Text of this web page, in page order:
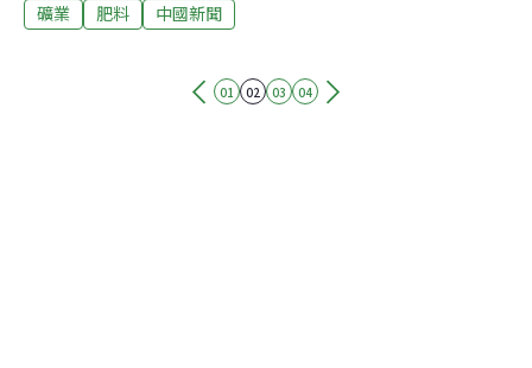
總投資超過600億元的鹽湖資源綜合利用一、二、三期項
爾汗鹽湖是中國最大的鉀鎂鹽礦床，其各類資源總量達
礦業 肥料 中國新聞
01 02 03 04